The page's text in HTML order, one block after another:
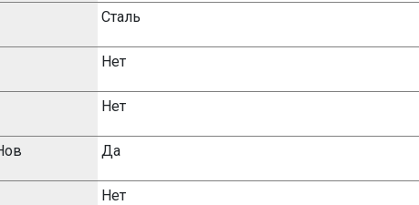
Сталь
Нет
Нет
Да
Нет